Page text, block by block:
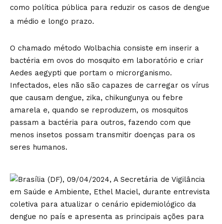
como política pública para reduzir os casos de dengue
a médio e longo prazo.
O chamado método Wolbachia consiste em inserir a
bactéria em ovos do mosquito em laboratório e criar
Aedes aegypti que portam o microrganismo.
Infectados, eles não são capazes de carregar os vírus
que causam dengue, zika, chikungunya ou febre
amarela e, quando se reproduzem, os mosquitos
passam a bactéria para outros, fazendo com que
menos insetos possam transmitir doenças para os
seres humanos.